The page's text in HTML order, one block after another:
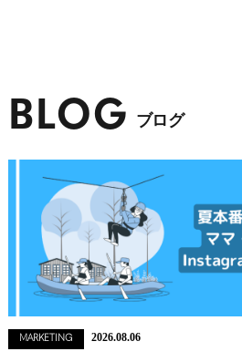
BLOG ブログ
MARKETING 2026.08.06